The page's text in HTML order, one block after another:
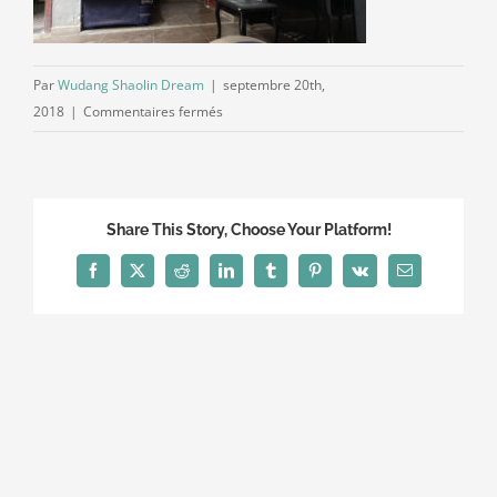
ParWudang Shaolin Dream | septembre 20th,
2018 | Commentaires fermés
Share This Story, Choose Your Platform!
Facebook
X Reddit LinkedInTumblrPinterest
Vk Email